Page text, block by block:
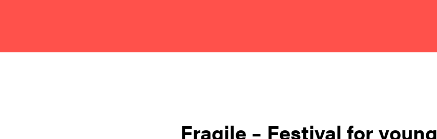
Fragile – Festival for young